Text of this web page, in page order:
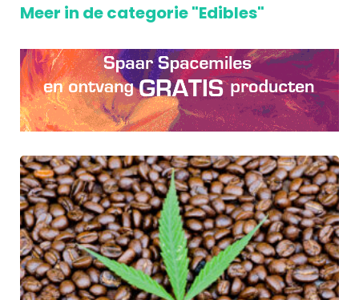
Meer in de categorie "Edibles"